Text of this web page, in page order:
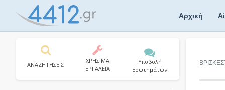
Αρχική
ΑΝΑΖΗΤΗΣΕΙΣ
ΧΡΗΣΙΜΑ
ΕΡΓΑΛΕΙΑ
Υποβολή
Ερωτημάτων